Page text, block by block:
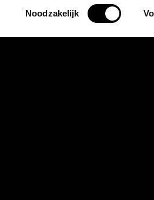
Toestemmingsselectie
Noodzakelijk